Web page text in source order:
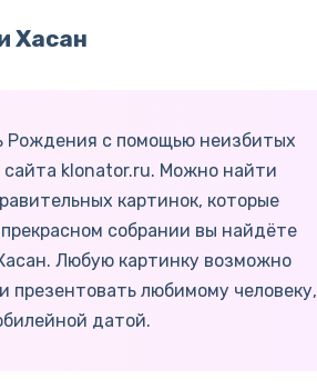
Хасан
Рождения с помощью неизбитых
сайта klonator.ru. Можно найти
картинок, которые
собрании вы найдёте
Любую картинку возможно
презентовать любимому человеку,
датой.